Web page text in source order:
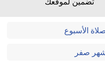
الأسبوع
صفر